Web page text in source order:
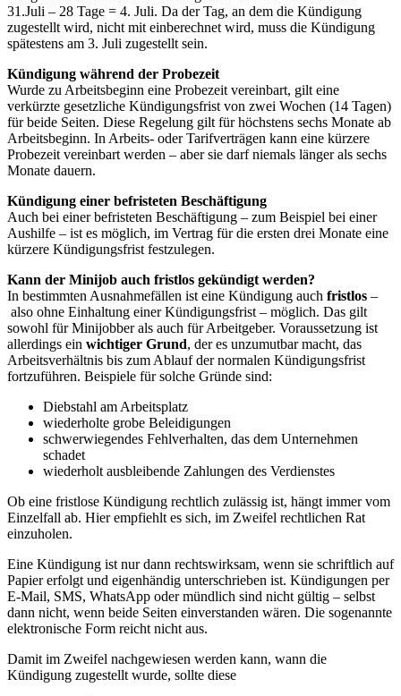
31.Juli – 28 Tage = 4. Juli. Da der Tag, an dem die Kündigung
zugestellt wird, nicht mit einberechnet wird, muss die Kündigung
spätestens am 3. Juli zugestellt sein.
Kündigung während der Probezeit
Wurde zu Arbeitsbeginn eine Probezeit vereinbart, gilt eine
verkürzte gesetzliche Kündigungsfrist von zwei Wochen (14 Tagen)
für beide Seiten. Diese Regelung gilt für höchstens sechs Monate ab
Arbeitsbeginn. In Arbeits- oder Tarifverträgen kann eine kürzere
Probezeit vereinbart werden – aber sie darf niemals länger als sechs
Monate dauern.
Kündigung einer befristeten Beschäftigung
Auch bei einer befristeten Beschäftigung – zum Beispiel bei einer
Aushilfe – ist es möglich, im Vertrag für die ersten drei Monate eine
kürzere Kündigungsfrist festzulegen.
Kann der Minijob auch fristlos gekündigt werden?
In bestimmten Ausnahmefällen ist eine Kündigung auch fristlos –
also ohne Einhaltung einer Kündigungsfrist – möglich. Das gilt
sowohl für Minijobber als auch für Arbeitgeber. Voraussetzung ist
allerdings ein wichtiger Grund, der es unzumutbar macht, das
Arbeitsverhältnis bis zum Ablauf der normalen Kündigungsfrist
fortzuführen. Beispiele für solche Gründe sind:
Diebstahl am Arbeitsplatz
wiederholte grobe Beleidigungen
schwerwiegendes Fehlverhalten, das dem Unternehmen
schadet
wiederholt ausbleibende Zahlungen des Verdienstes
Ob eine fristlose Kündigung rechtlich zulässig ist, hängt immer vom
Einzelfall ab. Hier empfiehlt es sich, im Zweifel rechtlichen Rat
einzuholen.
Eine Kündigung ist nur dann rechtswirksam, wenn sie schriftlich auf
Papier erfolgt und eigenhändig unterschrieben ist. Kündigungen per
E-Mail, SMS, WhatsApp oder mündlich sind nicht gültig – selbst
dann nicht, wenn beide Seiten einverstanden wären. Die sogenannte
elektronische Form reicht nicht aus.
Damit im Zweifel nachgewiesen werden kann, wann die
Kündigung zugestellt wurde, sollte diese